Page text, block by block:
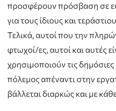
προσφέρουν πρόσβαση σε
για τους ίδιους και
Τελικά, αυτοί που την
φτωχοί/ες, αυτοί και αυτές
χρησιμοποιούν τις
πόλεμος απέναντι στην
βάλλεται διαρκώς και με